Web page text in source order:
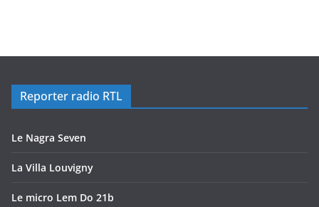
Reporter radio RTL
Le Nagra Seven
La Villa Louvigny
Le micro Lem Do 21b